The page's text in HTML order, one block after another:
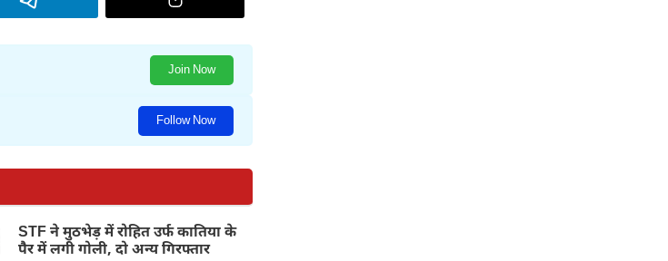
Join Now
Follow Now
STF ने मुठभेड़ में रोहित उर्फ कातिया के
पैर में लगी गोली, दो अन्य गिरफ्तार